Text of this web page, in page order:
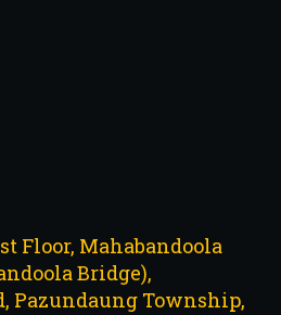
Floor, Mahabandoola
Bridge),
Pazundaung Township,